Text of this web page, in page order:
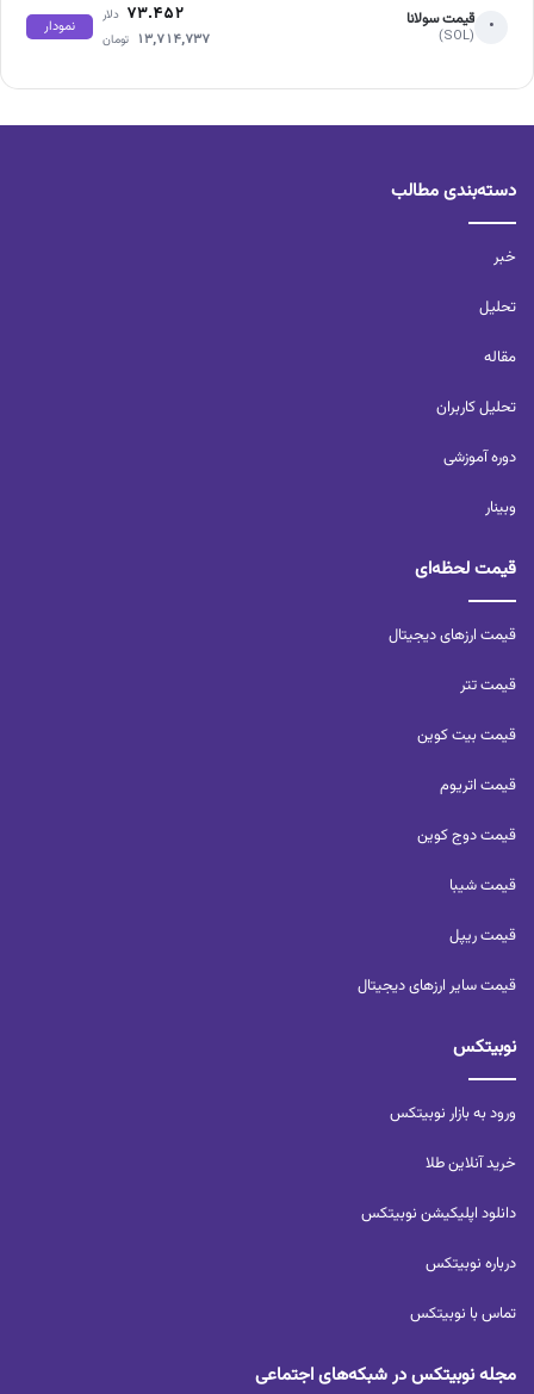
• قیمت سولانا
(SOL)
۷۳.۴۵۲ دلار
۱۳,۷۱۴,۷۳۷ تومان
نمودار
دسته‌بندی مطالب
خبر
تحلیل‌
مقاله
تحلیل کاربران‌
دوره آموزشی
وبینار
قیمت لحظه‌ای
قیمت ارزهای دیجیتال
قیمت تتر
قیمت بیت کوین
قیمت اتریوم
قیمت دوج کوین
قیمت شیبا
قیمت ریپل
قیمت سایر ارزهای دیجیتال
نوبیتکس
ورود به بازار نوبیتکس
خرید آنلاین طلا
دانلود اپلیکیشن نوبیتکس
درباره نوبیتکس
تماس با نوبیتکس
مجله نوبیتکس در شبکه‌های اجتماعی